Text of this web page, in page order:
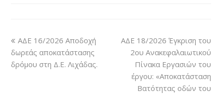
ΑΔΕ 16/2026 Αποδοχή
δωρεάς αποκατάστασης
δρόμου στη Δ.Ε. Λιχάδας.
ΑΔΕ 18/2026 Έγκριση του
2ου Ανακεφαλαιωτικού
Πίνακα Εργασιών του
έργου: «Αποκατάσταση
Βατότητας οδών του